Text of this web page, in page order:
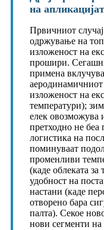
на
Првичниот
одржување на
изложеност на
прошири.
примена
аеродинамичниот
изложеност на
температури);
елек овозможува
претходно не беа
логистика на
поминуваат
променливи
(каде облеката за
удобност на
настани (каде
отворено бара
палта). Секое
нови сегменти